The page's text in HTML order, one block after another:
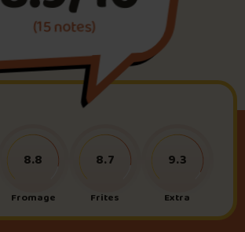
Foire aux questions
Me connecter
(15 notes)
Fromage
8.8
Frites
8.7
Extra
9.3